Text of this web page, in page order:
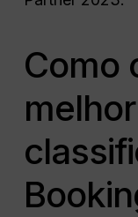
Como
melhor